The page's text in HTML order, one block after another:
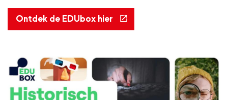
Ontdek de EDUbox hier (externe
link)